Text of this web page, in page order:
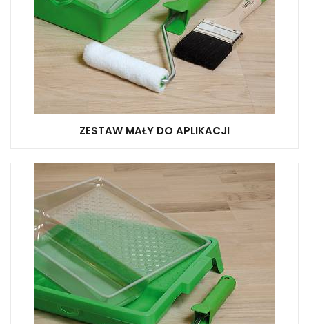
ZESTAW MAŁY DO APLIKACJI